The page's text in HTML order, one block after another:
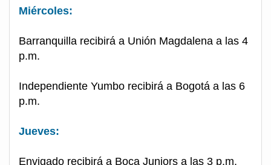
Miércoles:
Barranquilla recibirá a Unión Magdalena a las 4
p.m.
Independiente Yumbo recibirá a Bogotá a las 6
p.m.
Jueves:
Envigado recibirá a Boca Juniors a las 3 p.m.